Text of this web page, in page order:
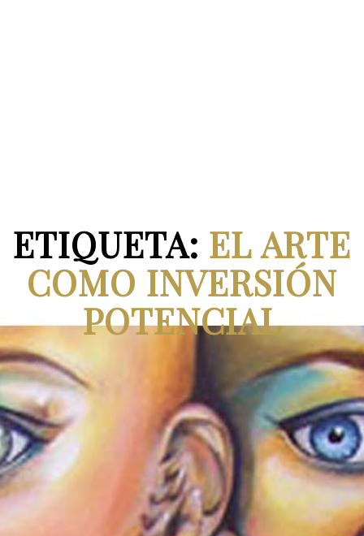
ETIQUETA: EL ARTE
COMO INVERSIÓN
POTENCIAL